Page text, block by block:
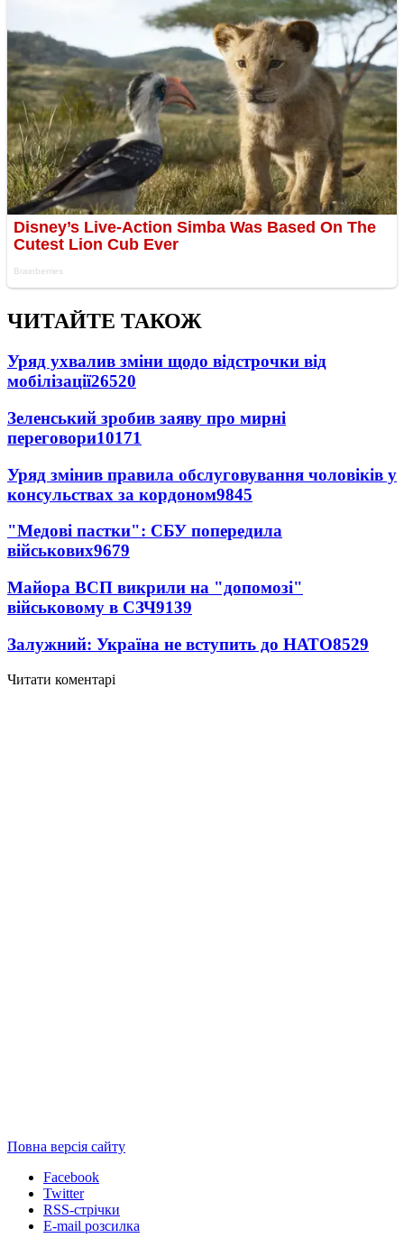
ЧИТАЙТЕ ТАКОЖ
Уряд ухвалив зміни щодо відстрочки від
мобілізації26520
Зеленський зробив заяву про мирні
переговори10171
Уряд змінив правила обслуговування чоловіків у
консульствах за кордоном9845
"Медові пастки": СБУ попередила
військових9679
Майора ВСП викрили на "допомозі"
військовому в СЗЧ9139
Залужний: Україна не вступить до НАТО8529
Читати коментарі
Повна версія сайту
Facebook
Twitter
RSS-стрічки
E-mail розсилка